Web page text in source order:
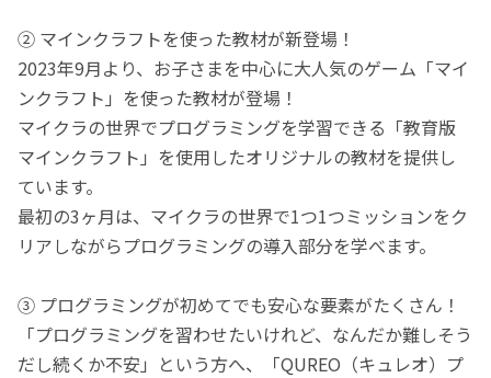
② マインクラフトを使った教材が新登場！
2023年9月より、お子さまを中心に大人気のゲーム「マイ
ンクラフト」を使った教材が登場！
マイクラの世界でプログラミングを学習できる「教育版
マインクラフト」を使用したオリジナルの教材を提供し
ています。
最初の3ヶ月は、マイクラの世界で1つ1つミッションをク
リアしながらプログラミングの導入部分を学べます。
③ プログラミングが初めてでも安心な要素がたくさん！
「プログラミングを習わせたいけれど、なんだか難しそう
だし続くか不安」という方へ、「QUREO（キュレオ）プ